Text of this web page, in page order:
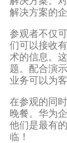
解决方案的
参观者不仅
们可以接收
术的信息。
题。配合演
业务可以为
在参观的同
晚餐。华为
他们是最有
临！